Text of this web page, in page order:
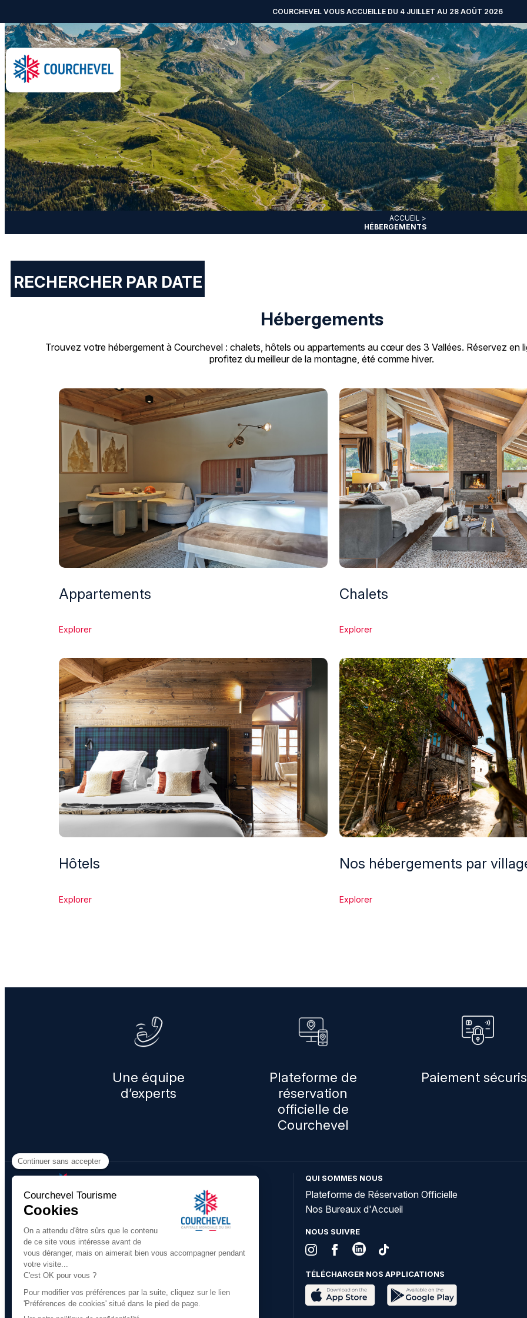
COURCHEVEL VOUS ACCUEILLE DU 4 JUILLET AU 28 AOÛT 2026
ACCUEIL >
HÉBERGEMENTS
RECHERCHER PAR DATE
Hébergements
Trouvez votre hébergement à Courchevel : chalets, hôtels ou appartements au cœur des 3 Vallées. Réservez en
profitez du meilleur de la montagne, été comme hiver.
Appartements Chalets
Hôtels Nos hébergements par
Une équipe
d’experts
Plateforme de
réservation
officielle de
Courchevel
Paiement
​COURCHEVEL TOURISME
+33 (0)4 79 08 88 39
Écrivez-nous
291 rue des Lugeurs
QUI SOMMES NOUS
Plateforme de Réservation Officielle
Nos Bureaux d'Accueil
NOUS SUIVRE
TÉLÉCHARGER NOS APPLICATIONS